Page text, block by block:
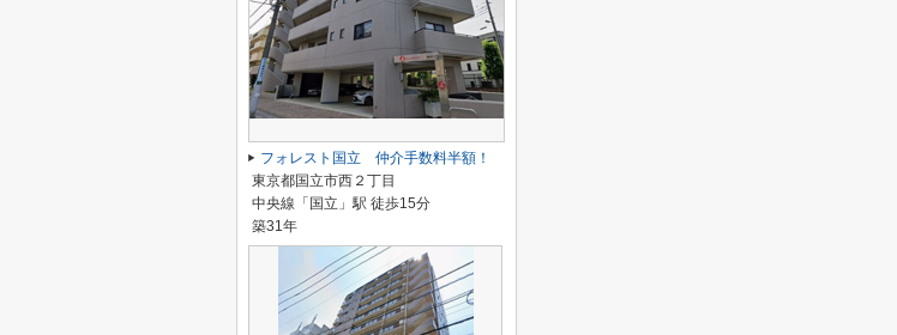
フォレスト国立 仲介手数料半額！
東京都国立市西２丁目
中央線「国立」駅 徒歩15分
築31年